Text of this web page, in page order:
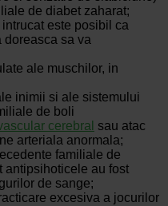
de diabet zaharat;
este posibil ca
doreasca sa va
ale muschilor, in
inimii si ale sistemului
de boli
cerebral sau atac
arteriala anormala;
familiale de
antipsihoticele au fost
de sange;
excesiva a jocurilor